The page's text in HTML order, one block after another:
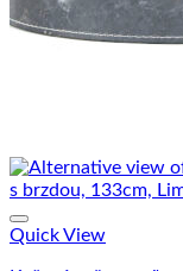
Quick View